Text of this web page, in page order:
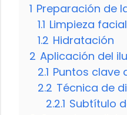
1 Preparación de
1.1 Limpieza facial
1.2 Hidratación
2 Aplicación del
2.1 Puntos clave
2.2 Técnica de
2.2.1 Subtítulo